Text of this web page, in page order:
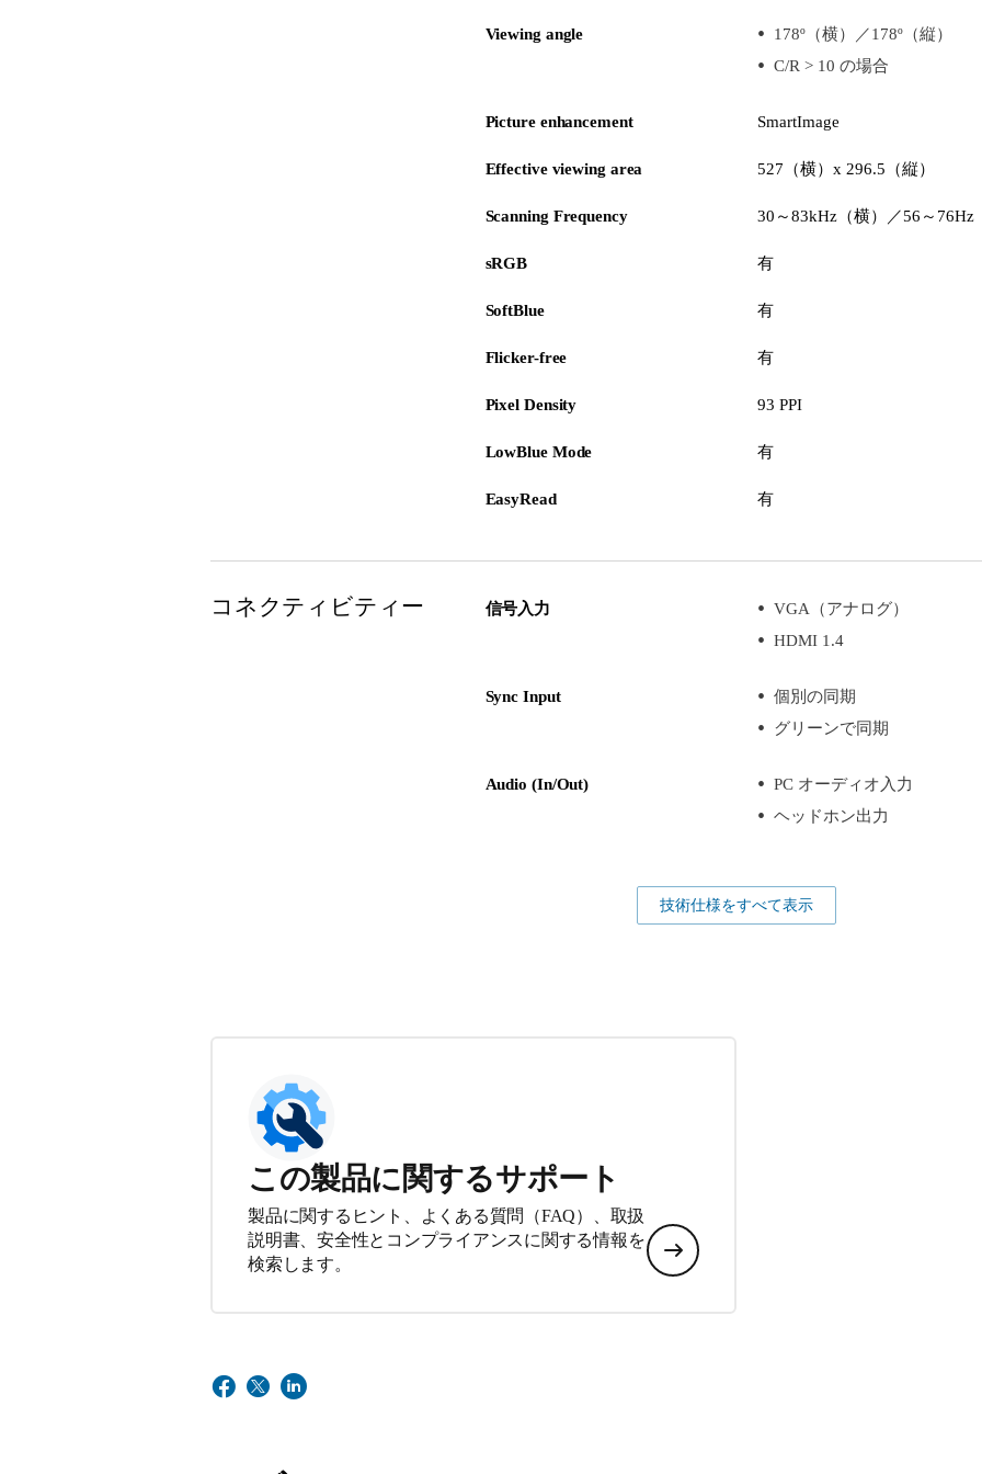
Viewing angle
178º（横）／178º（縦）
C/R > 10 の場合
Picture enhancement SmartImage
Effective viewing area 527（横）x 296.5（縦）
Scanning Frequency 30～83kHz（横）／56～76Hz
sRGB 有
SoftBlue 有
Flicker-free 有
Pixel Density 93 PPI
LowBlue Mode 有
EasyRead 有
コネクティビティー 信号入力
VGA（アナログ）
HDMI 1.4
Sync Input
個別の同期
グリーンで同期
Audio (In/Out)
PC オーディオ入力
ヘッドホン出力
技術仕様をすべて表示
この製品に関するサポート
製品に関するヒント、よくある質問（FAQ）、取扱
説明書、安全性とコンプライアンスに関する情報を
検索します。